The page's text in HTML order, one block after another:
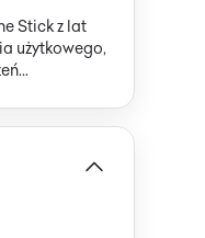
Stick z lat
użytkowego,
połysku
są z
pasach w
lub gumy